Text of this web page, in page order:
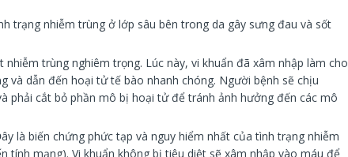
trạng nhiễm trùng ở lớp sâu bên trong da gây sưng đau và sốt
nhiễm trùng nghiêm trọng. Lúc này, vi khuẩn đã xâm nhập làm cho
và dẫn đến hoại tử tế bào nhanh chóng. Người bệnh sẽ chịu
phải cắt bỏ phần mô bị hoại tử để tránh ảnh hưởng đến các mô
là biến chứng phức tạp và nguy hiểm nhất của tình trạng nhiễm
tính mạng). Vi khuẩn không bị tiêu diệt sẽ xâm nhập vào máu để